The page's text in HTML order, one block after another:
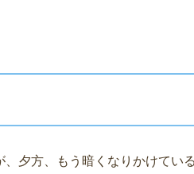
夕方、もう暗くなりかけてい